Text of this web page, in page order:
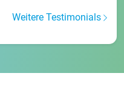
Weitere Testimonials